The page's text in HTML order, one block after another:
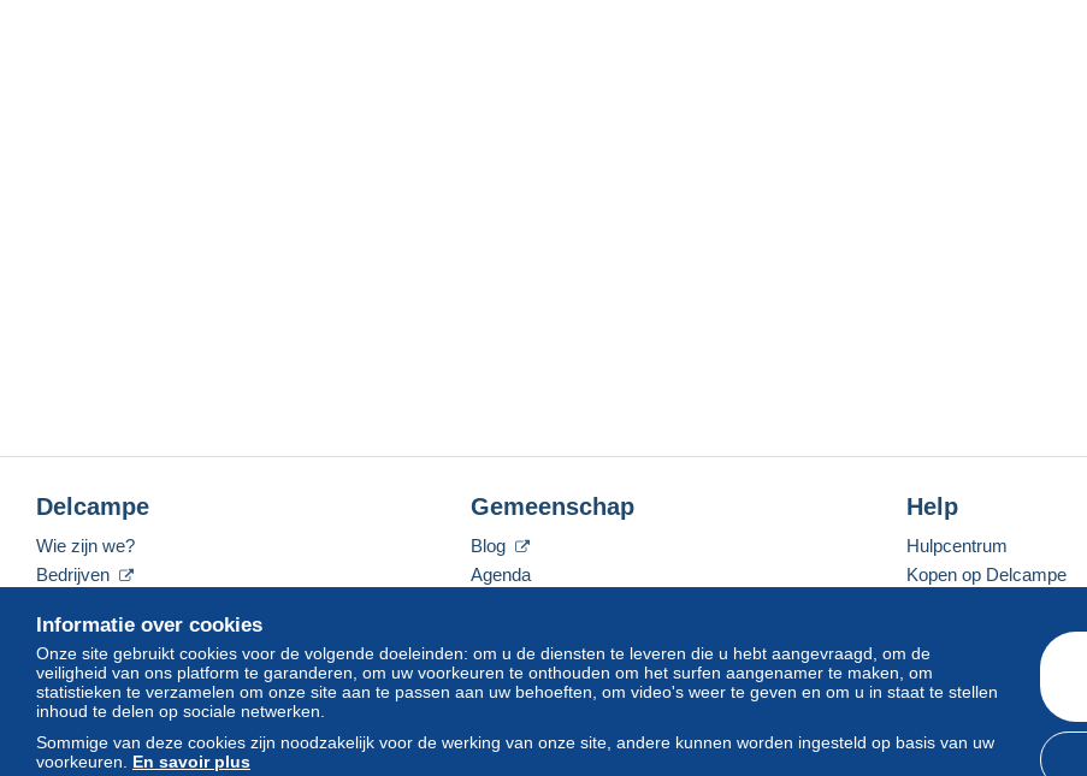
Informatie over cookies
Onze site gebruikt cookies voor de volgende doeleinden: om u de diensten te leveren die u hebt aangevraagd, om de
veiligheid van ons platform te garanderen, om uw voorkeuren te onthouden om het surfen aangenamer te maken, om
statistieken te verzamelen om onze site aan te passen aan uw behoeften, om video's weer te geven en om u in staat te stellen
inhoud te delen op sociale netwerken.
Sommige van deze cookies zijn noodzakelijk voor de werking van onze site, andere kunnen worden ingesteld op basis van uw
voorkeuren. En savoir plus
Delcampe
Wie zijn we?
Bedrijven
Neem contact met ons op
Gemeenschap
Blog
Agenda
Help
Hulpcentrum
Kopen op Delcampe
Een beveiligde website